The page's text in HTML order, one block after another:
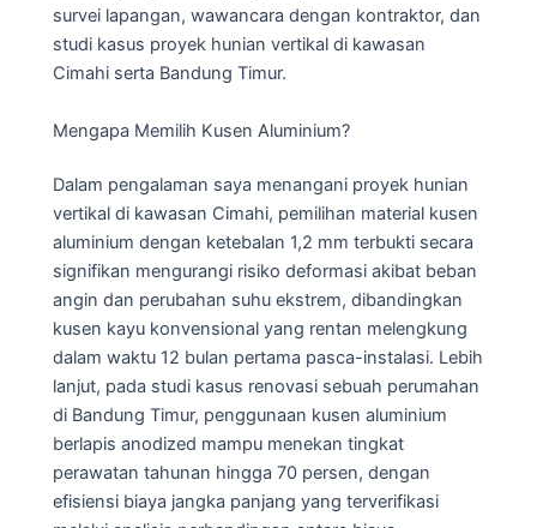
survei lapangan, wawancara dengan kontraktor, dan
studi kasus proyek hunian vertikal di kawasan
Cimahi serta Bandung Timur.
Mengapa Memilih Kusen Aluminium?
Dalam pengalaman saya menangani proyek hunian
vertikal di kawasan Cimahi, pemilihan material kusen
aluminium dengan ketebalan 1,2 mm terbukti secara
signifikan mengurangi risiko deformasi akibat beban
angin dan perubahan suhu ekstrem, dibandingkan
kusen kayu konvensional yang rentan melengkung
dalam waktu 12 bulan pertama pasca-instalasi. Lebih
lanjut, pada studi kasus renovasi sebuah perumahan
di Bandung Timur, penggunaan kusen aluminium
berlapis anodized mampu menekan tingkat
perawatan tahunan hingga 70 persen, dengan
efisiensi biaya jangka panjang yang terverifikasi